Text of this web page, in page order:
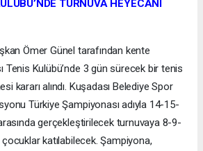
TURNUVA HEYECANI
Ömer Günel tarafından kente
Tenis Kulübü’nde 3 gün sürecek bir tenis
kararı alındı. Kuşadası Belediye Spor
Türkiye Şampiyonası adıyla 14-15-
gerçekleştirilecek turnuvaya 8-9-
katılabilecek. Şampiyona,